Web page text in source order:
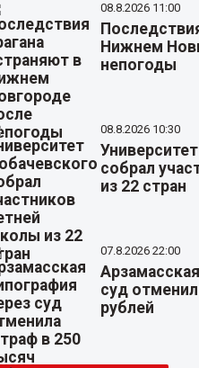
08.8.2026 11:00
Нижнем
непогоды
08.8.2026 10:30
собрал
из 22 стран
07.8.2026 22:00
суд
рублей